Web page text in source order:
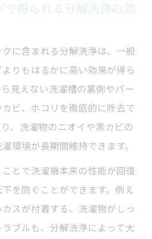
得られる分解洗浄の効
に含まれる分解洗浄は、一般
りもはるかに高い効果が得ら
見えない洗濯槽の裏側やパー
ビ、ホコリを徹底的に除去で
、洗濯物のニオイや黒カビの
環境が長期間維持できます。
とで洗濯機本来の性能が回復
を防ぐことができます。例え
スが付着する、洗濯物がしっ
ブルも、分解洗浄によって大